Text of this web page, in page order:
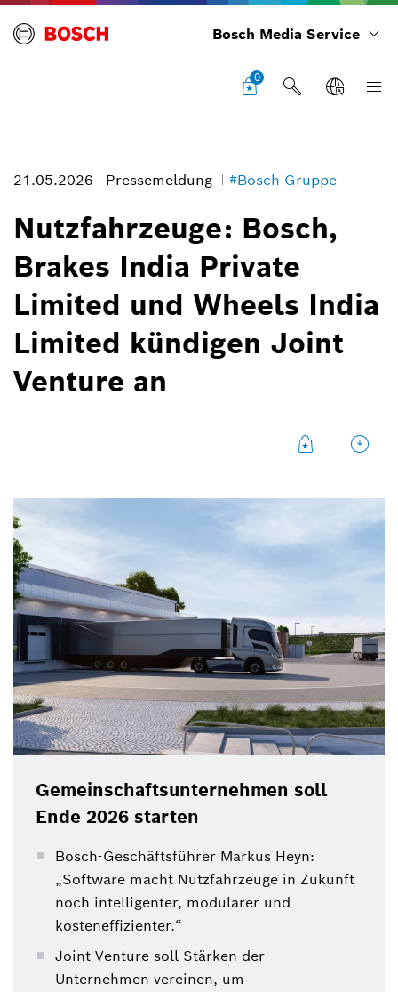
Bosch Media Service
0
21.05.2026 Pressemeldung #Bosch Gruppe
Nutzfahrzeuge: Bosch,
Brakes India Private
Limited und Wheels India
Limited kündigen Joint
Venture an
Gemeinschaftsunternehmen soll
Ende 2026 starten
Bosch-Geschäftsführer Markus Heyn:
„Software macht Nutzfahrzeuge in Zukunft
noch intelligenter, modularer und
kosteneffizienter.“
Joint Venture soll Stärken der
Unternehmen vereinen, um